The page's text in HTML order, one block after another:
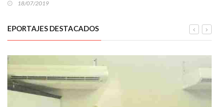
18/07/2019
EPORTAJES DESTACADOS